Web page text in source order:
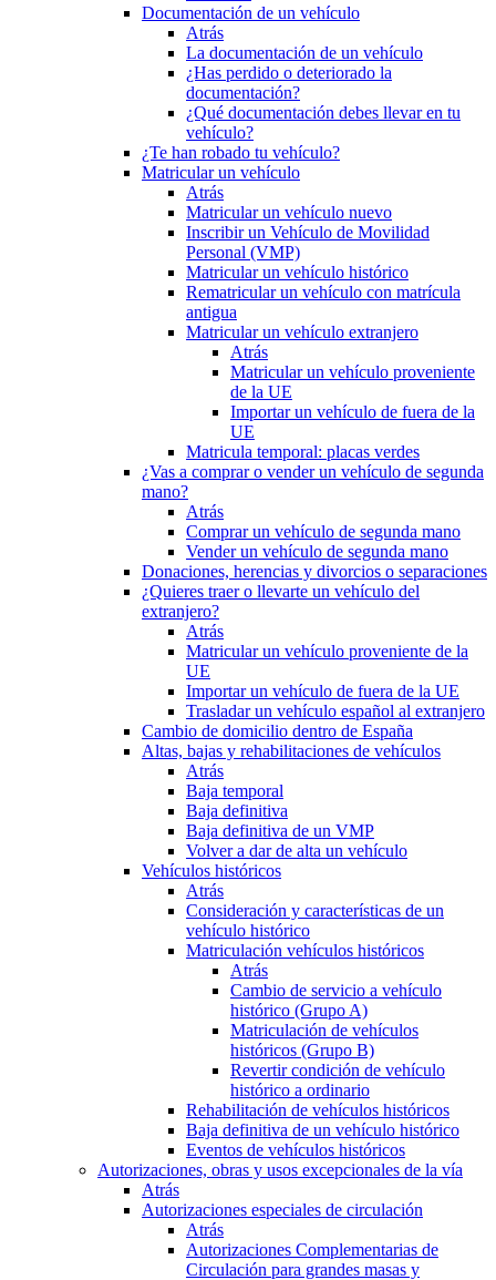
Documentación de un vehículo
Atrás
La documentación de un vehículo
¿Has perdido o deteriorado la
documentación?
¿Qué documentación debes llevar en tu
vehículo?
¿Te han robado tu vehículo?
Matricular un vehículo
Atrás
Matricular un vehículo nuevo
Inscribir un Vehículo de Movilidad
Personal (VMP)
Matricular un vehículo histórico
Rematricular un vehículo con matrícula
antigua
Matricular un vehículo extranjero
Atrás
Matricular un vehículo proveniente
de la UE
Importar un vehículo de fuera de la
UE
Matricula temporal: placas verdes
¿Vas a comprar o vender un vehículo de segunda
mano?
Atrás
Comprar un vehículo de segunda mano
Vender un vehículo de segunda mano
Donaciones, herencias y divorcios o separaciones
¿Quieres traer o llevarte un vehículo del
extranjero?
Atrás
Matricular un vehículo proveniente de la
UE
Importar un vehículo de fuera de la UE
Trasladar un vehículo español al extranjero
Cambio de domicilio dentro de España
Altas, bajas y rehabilitaciones de vehículos
Atrás
Baja temporal
Baja definitiva
Baja definitiva de un VMP
Volver a dar de alta un vehículo
Vehículos históricos
Atrás
Consideración y características de un
vehículo histórico
Matriculación vehículos históricos
Atrás
Cambio de servicio a vehículo
histórico (Grupo A)
Matriculación de vehículos
históricos (Grupo B)
Revertir condición de vehículo
histórico a ordinario
Rehabilitación de vehículos históricos
Baja definitiva de un vehículo histórico
Eventos de vehículos históricos
Autorizaciones, obras y usos excepcionales de la vía
Atrás
Autorizaciones especiales de circulación
Atrás
Autorizaciones Complementarias de
Circulación para grandes masas y